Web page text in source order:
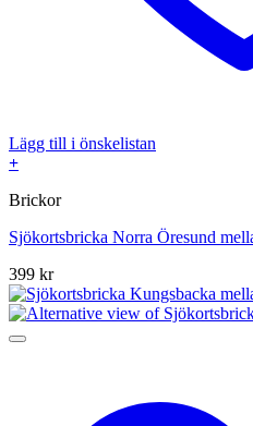
Lägg till i önskelistan
+
Brickor
Sjökortsbricka Norra Öresund
399 kr